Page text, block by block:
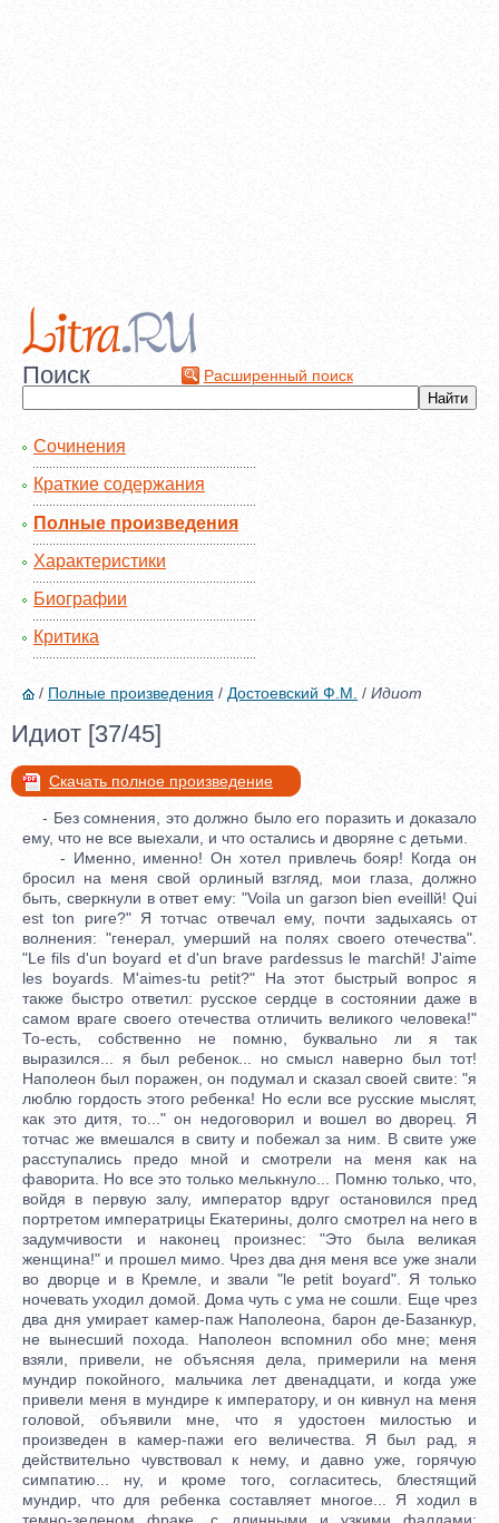
Поиск Расширенный поиск
Сочинения
Краткие содержания
Полные произведения
Характеристики
Биографии
Критика
/ Полные произведения / Достоевский Ф.М. / Идиот
Идиот [37/45]
Скачать полное произведение
- Без сомнения, это должно было его поразить и доказало
ему, что не все выехали, и что остались и дворяне с детьми.
- Именно, именно! Он хотел привлечь бояр! Когда он
бросил на меня свой орлиный взгляд, мои глаза, должно
быть, сверкнули в ответ ему: "Voilа un garзon bien eveillй! Qui
est ton pиre?" Я тотчас отвечал ему, почти задыхаясь от
волнения: "генерал, умерший на полях своего отечества".
"Le fils d'un boyard et d'un brave pardessus le marchй! J'aime
les boyards. M'aimes-tu petit?" На этот быстрый вопрос я
также быстро ответил: русское сердце в состоянии даже в
самом враге своего отечества отличить великого человека!"
То-есть, собственно не помню, буквально ли я так
выразился... я был ребенок... но смысл наверно был тот!
Наполеон был поражен, он подумал и сказал своей свите: "я
люблю гордость этого ребенка! Но если все русские мыслят,
как это дитя, то..." он недоговорил и вошел во дворец. Я
тотчас же вмешался в свиту и побежал за ним. В свите уже
расступались предо мной и смотрели на меня как на
фаворита. Но все это только мелькнуло... Помню только, что,
войдя в первую залу, император вдруг остановился пред
портретом императрицы Екатерины, долго смотрел на него в
задумчивости и наконец произнес: "Это была великая
женщина!" и прошел мимо. Чрез два дня меня все уже знали
во дворце и в Кремле, и звали "le petit boyard". Я только
ночевать уходил домой. Дома чуть с ума не сошли. Еще чрез
два дня умирает камер-паж Наполеона, барон де-Базанкур,
не вынесший похода. Наполеон вспомнил обо мне; меня
взяли, привели, не объясняя дела, примерили на меня
мундир покойного, мальчика лет двенадцати, и когда уже
привели меня в мундире к императору, и он кивнул на меня
головой, объявили мне, что я удостоен милостью и
произведен в камер-пажи его величества. Я был рад, я
действительно чувствовал к нему, и давно уже, горячую
симпатию... ну, и кроме того, согласитесь, блестящий
мундир, что для ребенка составляет многое... Я ходил в
темно-зеленом фраке, с длинными и узкими фалдами;